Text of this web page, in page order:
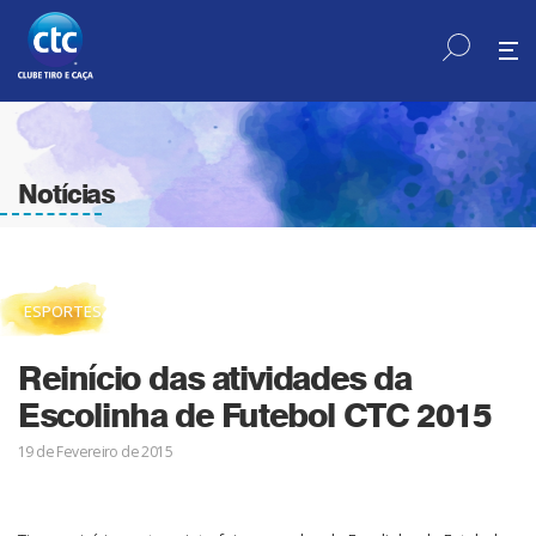
Notícias
ESPORTES
Reinício das atividades da
Escolinha de Futebol CTC 2015
19 de Fevereiro de 2015